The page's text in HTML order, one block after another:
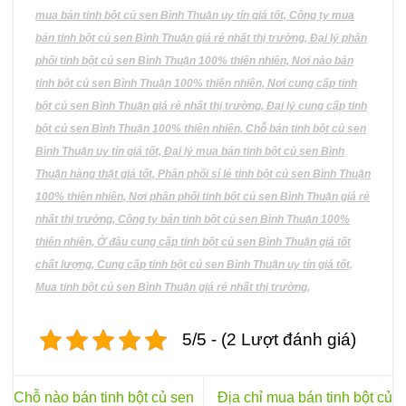
mua bán tinh bột củ sen Bình Thuận uy tín giá tốt, Công ty mua
bán tinh bột củ sen Bình Thuận giá rẻ nhất thị trường, Đại lý phân
phối tinh bột củ sen Bình Thuận 100% thiên nhiên, Nơi nào bán
tinh bột củ sen Bình Thuận 100% thiên nhiên, Nơi cung cấp tinh
bột củ sen Bình Thuận giá rẻ nhất thị trường, Đại lý cung cấp tinh
bột củ sen Bình Thuận 100% thiên nhiên, Chỗ bán tinh bột củ sen
Bình Thuận uy tín giá tốt, Đại lý mua bán tinh bột củ sen Bình
Thuận hàng thật giá tốt, Phân phối sỉ lẻ tinh bột củ sen Bình Thuận
100% thiên nhiên, Nơi phân phối tinh bột củ sen Bình Thuận giá rẻ
nhất thị trường, Công ty bán tinh bột củ sen Bình Thuận 100%
thiên nhiên, Ở đâu cung cấp tinh bột củ sen Bình Thuận giá tốt
chất lượng, Cung cấp tinh bột củ sen Bình Thuận uy tín giá tốt,
Mua tinh bột củ sen Bình Thuận giá rẻ nhất thị trường,
5/5 - (2 Lượt đánh giá)
Chỗ nào bán tinh bột củ sen Địa chỉ mua bán tinh bột củ